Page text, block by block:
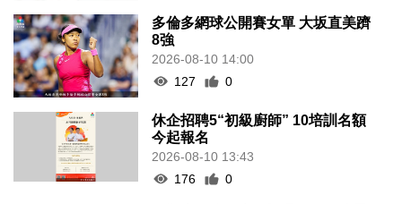
多倫多網球公開賽女單 大坂直美躋
8強
2026-08-10 14:00
127
0
休企招聘5“初級廚師” 10培訓名額
今起報名
2026-08-10 13:43
176
0